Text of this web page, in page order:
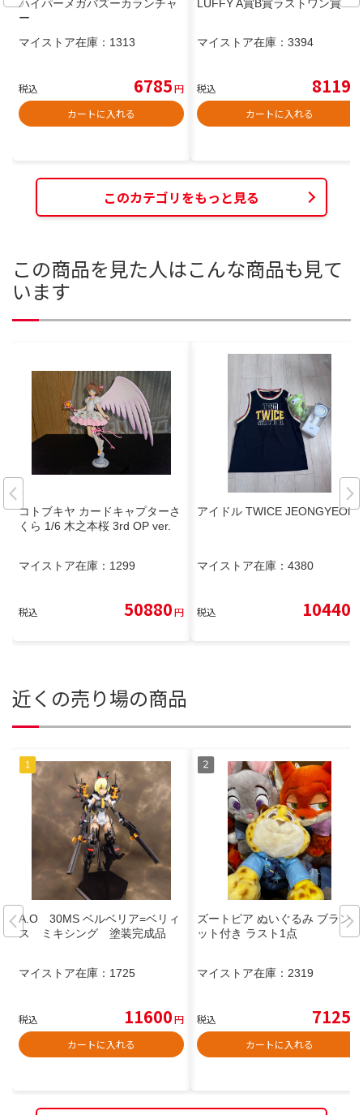
ハイパーメガバズーカランチャ
ー
マイストア在庫： 1313
税込 6785円
カートに入れる
LUFFY A賞B賞ラストワン賞
マイストア在庫： 3394
税込 8119
カートに入れる
このカテゴリをもっと見る
この商品を見た人はこんな商品も見て
います
コトブキヤ カードキャプターさ
くら 1/6 木之本桜 3rd OP ver.
マイストア在庫： 1299
税込 50880円
アイドル TWICE JEONGYEON
マイストア在庫： 4380
税込 10440
近くの売り場の商品
A.O 30MS ベルベリア=ベリィ
ス ミキシング 塗装完成品
マイストア在庫： 1725
税込 11600円
カートに入れる
ズートピア ぬいぐるみ ブランケ
ット付き ラスト1点
マイストア在庫： 2319
税込 7125
カートに入れる